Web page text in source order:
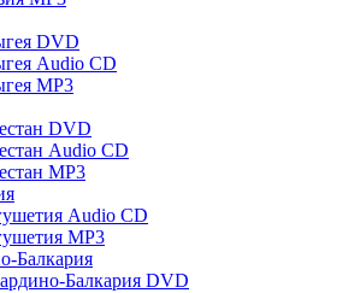
DVD
Audio CD
MP3
DVD
Audio CD
MP3
Audio CD
MP3
Балкария
Балкария DVD